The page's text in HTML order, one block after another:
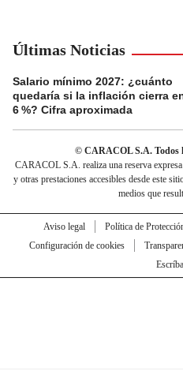
Últimas Noticias
Salario mínimo 2027: ¿cuánto
quedaría si la inflación cierra
6 %? Cifra aproximada
© CARACOL S.A. Todos
CARACOL S.A. realiza una reserva
y otras prestaciones accesibles desde este
medios que
Aviso legal Política de
Configuración de cookies